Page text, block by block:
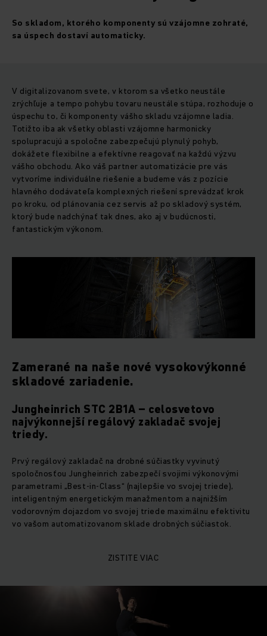
So skladom, ktorého komponenty sú vzájomne zohraté,
sa úspech dostaví automaticky.
V digitalizovanom svete, v ktorom sa všetko neustále
zrýchľuje a tempo pohybu tovaru neustále stúpa, rozhoduje o
úspechu to, či komponenty vášho skladu vzájomne ladia.
Totižto iba ak všetky oblasti vzájomne harmonicky
spolupracujú a spoločne zabezpečujú plynulý pohyb,
dokážete flexibilne a efektívne reagovať na každú výzvu
vášho obchodu. Ako váš partner automatizácie pre vás
vytvoríme individuálne riešenie a budeme vás z pozície
hlavného dodávateľa komplexných riešení sprevádzať krok
po kroku, od plánovania cez servis až po skladový systém,
ktorý bude nadchýnať tak dnes, ako aj v budúcnosti,
fantastickým výkonom.
Zamerané na naše nové vysokovýkonné
skladové zariadenie.
Jungheinrich STC 2B1A – celosvetovo
najvýkonnejší regálový zakladač svojej
triedy.
Prvý regálový zakladač na drobné súčiastky vyvinutý
spoločnosťou Jungheinrich zabezpečí svojimi výkonovými
parametrami „Best-in-Class“ (najlepšie vo svojej triede),
inteligentným energetickým manažmentom a najnižším
vodorovným dojazdom vo svojej triede maximálnu efektivitu
vo vašom automatizovanom sklade drobných súčiastok.
ZISTITE VIAC